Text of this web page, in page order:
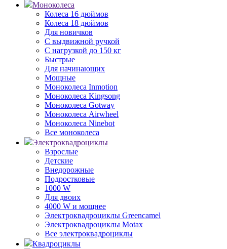
Моноколеса
Колеса 16 дюймов
Колеса 18 дюймов
Для новичков
С выдвижной ручкой
С нагрузкой до 150 кг
Быстрые
Для начинающих
Мощные
Моноколеса Inmotion
Моноколеса Kingsong
Моноколеса Gotway
Моноколеса Airwheel
Моноколеса Ninebot
Все моноколеса
Электроквадроциклы
Взрослые
Детские
Внедорожные
Подростковые
1000 W
Для двоих
4000 W и мощнее
Электроквадроциклы Greencamel
Электроквадроциклы Motax
Все электроквадроциклы
Квадроциклы